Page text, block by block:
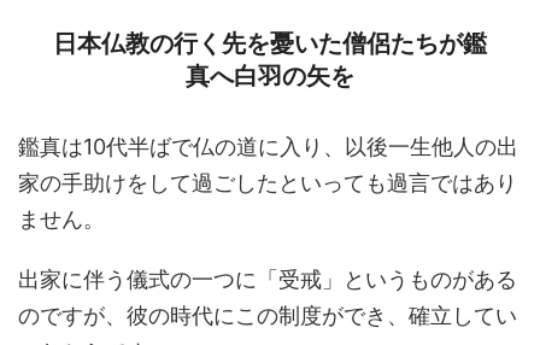
日本仏教の行く先を憂いた僧侶たちが鑑
真へ白羽の矢を
鑑真は10代半ばで仏の道に入り、以後一生他人の出
家の手助けをして過ごしたといっても過言ではあり
ません。
出家に伴う儀式の一つに「受戒」というものがある
のですが、彼の時代にこの制度ができ、確立してい